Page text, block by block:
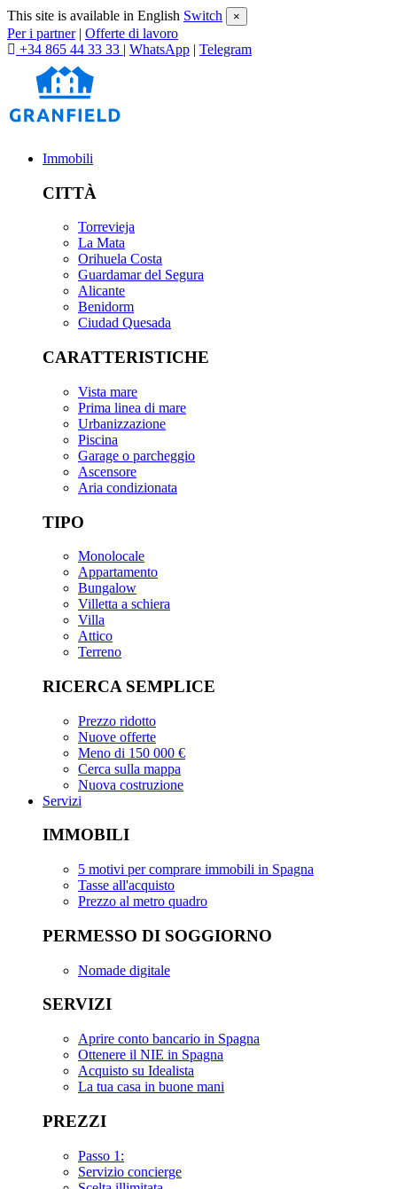
This site is available in English Switch ×
Per i partner | Offerte di lavoro
+34 865 44 33 33 | WhatsApp | Telegram
Immobili
CITTÀ
Torrevieja
La Mata
Orihuela Costa
Guardamar del Segura
Alicante
Benidorm
Ciudad Quesada
CARATTERISTICHE
Vista mare
Prima linea di mare
Urbanizzazione
Piscina
Garage o parcheggio
Ascensore
Aria condizionata
TIPO
Monolocale
Appartamento
Bungalow
Villetta a schiera
Villa
Attico
Terreno
RICERCA SEMPLICE
Prezzo ridotto
Nuove offerte
Meno di 150 000 €
Cerca sulla mappa
Nuova costruzione
Servizi
IMMOBILI
5 motivi per comprare immobili in Spagna
Tasse all'acquisto
Prezzo al metro quadro
PERMESSO DI SOGGIORNO
Nomade digitale
SERVIZI
Aprire conto bancario in Spagna
Ottenere il NIE in Spagna
Acquisto su Idealista
La tua casa in buone mani
PREZZI
Passo 1:
Servizio concierge